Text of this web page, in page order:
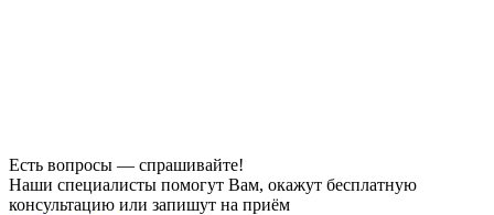
Есть вопросы — спрашивайте!
Наши специалисты помогут Вам, окажут бесплатную
консультацию или запишут на приём